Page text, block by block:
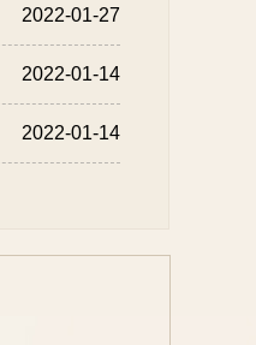
2022-01-27
2022-01-14
2022-01-14